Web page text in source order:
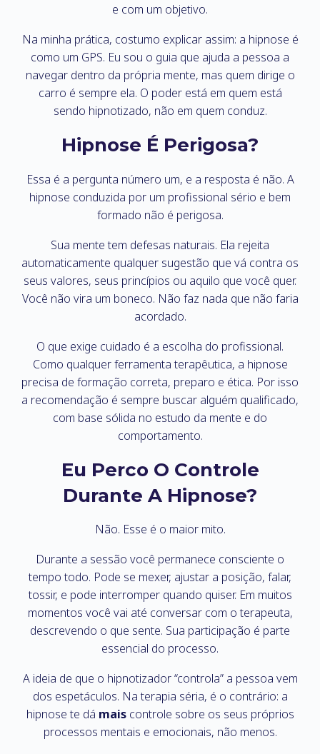
e com um objetivo.
Na minha prática, costumo explicar assim: a hipnose é
como um GPS. Eu sou o guia que ajuda a pessoa a
navegar dentro da própria mente, mas quem dirige o
carro é sempre ela. O poder está em quem está
sendo hipnotizado, não em quem conduz.
Hipnose É Perigosa?
Essa é a pergunta número um, e a resposta é não. A
hipnose conduzida por um profissional sério e bem
formado não é perigosa.
Sua mente tem defesas naturais. Ela rejeita
automaticamente qualquer sugestão que vá contra os
seus valores, seus princípios ou aquilo que você quer.
Você não vira um boneco. Não faz nada que não faria
acordado.
O que exige cuidado é a escolha do profissional.
Como qualquer ferramenta terapêutica, a hipnose
precisa de formação correta, preparo e ética. Por isso
a recomendação é sempre buscar alguém qualificado,
com base sólida no estudo da mente e do
comportamento.
Eu Perco O Controle
Durante A Hipnose?
Não. Esse é o maior mito.
Durante a sessão você permanece consciente o
tempo todo. Pode se mexer, ajustar a posição, falar,
tossir, e pode interromper quando quiser. Em muitos
momentos você vai até conversar com o terapeuta,
descrevendo o que sente. Sua participação é parte
essencial do processo.
A ideia de que o hipnotizador “controla” a pessoa vem
dos espetáculos. Na terapia séria, é o contrário: a
hipnose te dá maiscontrole sobre os seus próprios
processos mentais e emocionais, não menos.